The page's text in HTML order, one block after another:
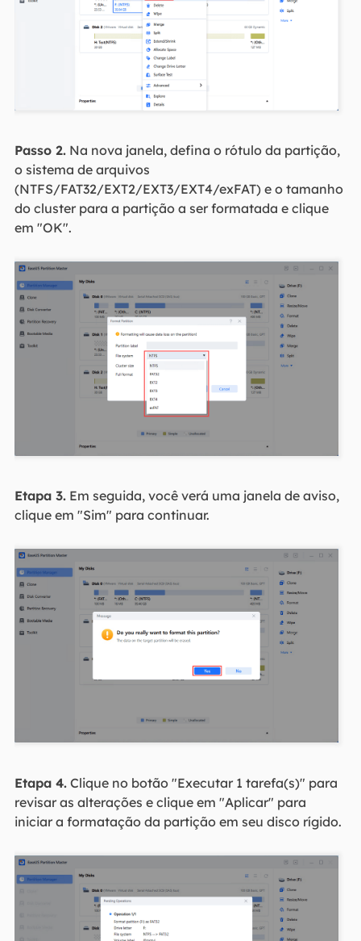
Passo 2.Na nova janela, defina o rótulo da partição,
o sistema de arquivos
(NTFS/FAT32/EXT2/EXT3/EXT4/exFAT) e o tamanho
do cluster para a partição a ser formatada e clique
em "OK".
Etapa 3.Em seguida, você verá uma janela de aviso,
clique em "Sim" para continuar.
Etapa 4.Clique no botão "Executar 1 tarefa(s)" para
revisar as alterações e clique em "Aplicar" para
iniciar a formatação da partição em seu disco rígido.